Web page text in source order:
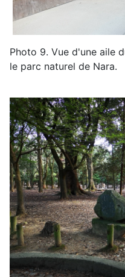
Photo 9. Vue d'une aile
le parc naturel de Nara.